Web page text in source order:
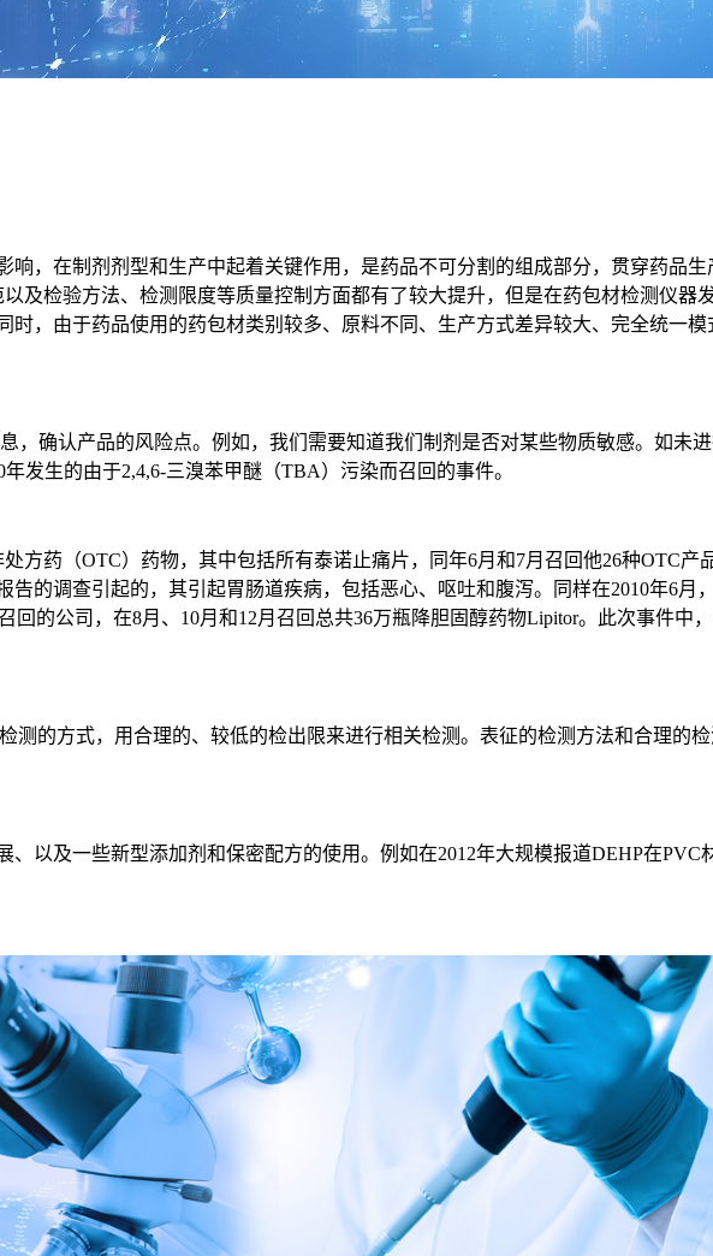
在制剂剂型和生产中起着关键作用，是药品不可分割的组成部分，贯穿药品生
及检验方法、检测限度等质量控制方面都有了较大提升，但是在药包材检测仪器
，由于药品使用的药包材类别较多、原料不同、生产方式差异较大、完全统一
确认产品的风险点。例如，我们需要知道我们制剂是否对某些物质敏感。如未
发生的由于2,4,6-三溴苯甲醚（TBA）污染而召回的事件。
药（OTC）药物，其中包括所有泰诺止痛片，同年6月和7月召回他26种OTC产
的调查引起的，其引起胃肠道疾病，包括恶心、呕吐和腹泻。同样在2010年6月
回的公司，在8月、10月和12月召回总共36万瓶降胆固醇药物Lipitor。此次事件中
的方式，用合理的、较低的检出限来进行相关检测。表征的检测方法和合理的
及一些新型添加剂和保密配方的使用。例如在2012年大规模报道DEHP在PVC